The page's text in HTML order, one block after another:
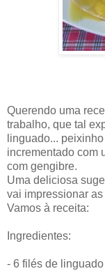
Querendo uma
trabalho, que tal
linguado...
incrementado com
com gengibre.
Uma deliciosa
vai impressionar as
Vamos à receita:
Ingredientes:
- 6 filés de linguado